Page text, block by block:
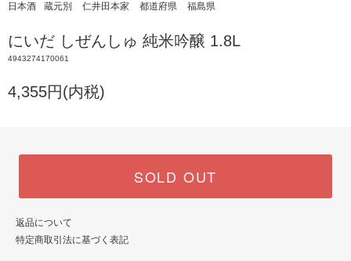
日本酒 蔵元別 仁井田本家 都道府県 福島県
にいだ しぜんしゅ 純米吟醸 1.8L
4943274170061
4,355円(内税)
SOLD OUT
返品について
特定商取引法に基づく表記